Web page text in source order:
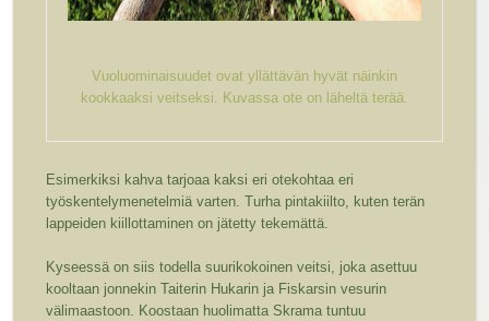
Vuoluominaisuudet ovat yllättävän hyvät näinkin
kookkaaksi veitseksi. Kuvassa ote on läheltä terää.
Esimerkiksi kahva tarjoaa kaksi eri otekohtaa eri
työskentelymenetelmiä varten. Turha pintakiilto, kuten terän
lappeiden kiillottaminen on jätetty tekemättä.
Kyseessä on siis todella suurikokoinen veitsi, joka asettuu
kooltaan jonnekin Taiterin Hukarin ja Fiskarsin vesurin
välimaastoon. Koostaan huolimatta Skrama tuntuu